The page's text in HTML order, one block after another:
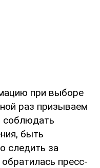
при выборе
раз призываем
соблюдать
быть
следить за
пресс-